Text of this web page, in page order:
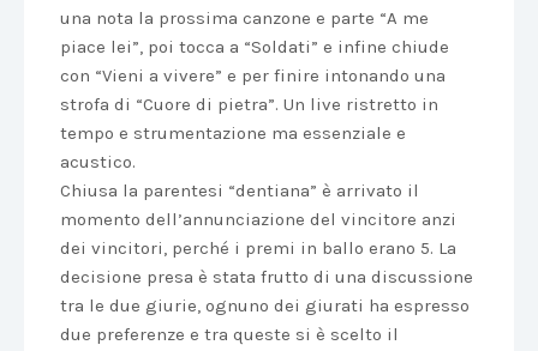
una nota la prossima canzone e parte “A me
piace lei”, poi tocca a “Soldati” e infine chiude
con “Vieni a vivere” e per finire intonando una
strofa di “Cuore di pietra”. Un live ristretto in
tempo e strumentazione ma essenziale e
acustico.
Chiusa la parentesi “dentiana” è arrivato il
momento dell’annunciazione del vincitore anzi
dei vincitori, perché i premi in ballo erano 5. La
decisione presa è stata frutto di una discussione
tra le due giurie, ognuno dei giurati ha espresso
due preferenze e tra queste si è scelto il